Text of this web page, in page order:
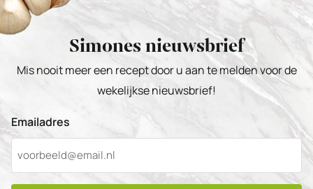
Simones nieuwsbrief
Mis nooit meer een recept door u aan te melden voor de
wekelijkse nieuwsbrief!
Emailadres